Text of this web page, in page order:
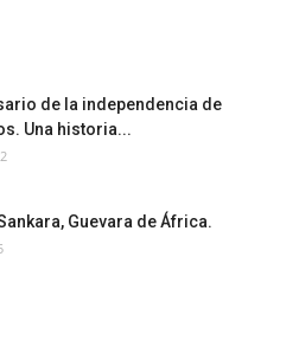
de la independencia de
Una historia...
Guevara de África.